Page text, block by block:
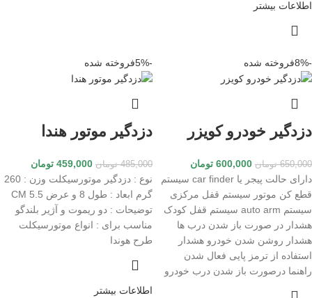
اطلاعات بیشتر
-8% فروخته شده
دزدگیر خودرو کویزر
650,000 تومان 600,000 تومان
دارای حالت پیجر یا car finder سیستم
قطع کن موتور سیستم قفل مرکزی
سیستم auto arm سیستم قفل کودک
هشدار در صورت باز شدن درب ها
هشدار روشن شدن خودرو هشدار
استفاده از ترمز پایی فعال شدن
راهنما درصورت باز شدن درب خودرو
-5% فروخته شده
دزدگیر موتور هندا
485,000 تومان 459,000 تومان
نوع : دزدگیر موتورسیکلت وزن : 260
گرم ابعاد : طول 8 و عرض 5.5 CM
توضیحات : دو ریموت و آژیر بلندگو
مناسب برای : انواع موتورسیکلت
طرح هوندا
اطلاعات بیشتر